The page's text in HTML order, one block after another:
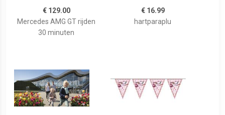
€ 129.00
Mercedes AMG GT rijden
30 minuten
€ 16.99
hartparaplu